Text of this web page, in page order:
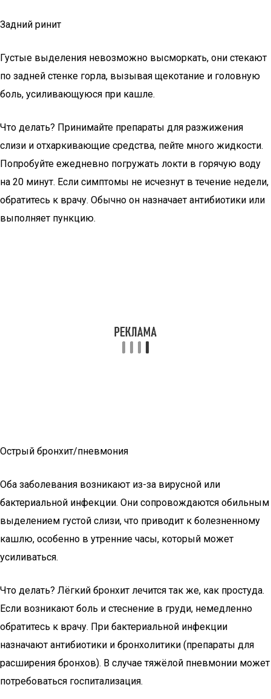
Задний ринит
Густые выделения невозможно высморкать, они стекают
по задней стенке горла, вызывая щекотание и головную
боль, усиливающуюся при кашле.
Что делать? Принимайте препараты для разжижения
слизи и отхаркивающие средства, пейте много жидкости.
Попробуйте ежедневно погружать локти в горячую воду
на 20 минут. Если симптомы не исчезнут в течение недели,
обратитесь к врачу. Обычно он назначает антибиотики или
выполняет пункцию.
Острый бронхит/пневмония
Оба заболевания возникают из-за вирусной или
бактериальной инфекции. Они сопровождаются обильным
выделением густой слизи, что приводит к болезненному
кашлю, особенно в утренние часы, который может
усиливаться.
Что делать? Лёгкий бронхит лечится так же, как простуда.
Если возникают боль и стеснение в груди, немедленно
обратитесь к врачу. При бактериальной инфекции
назначают антибиотики и бронхолитики (препараты для
расширения бронхов). В случае тяжёлой пневмонии может
потребоваться госпитализация.